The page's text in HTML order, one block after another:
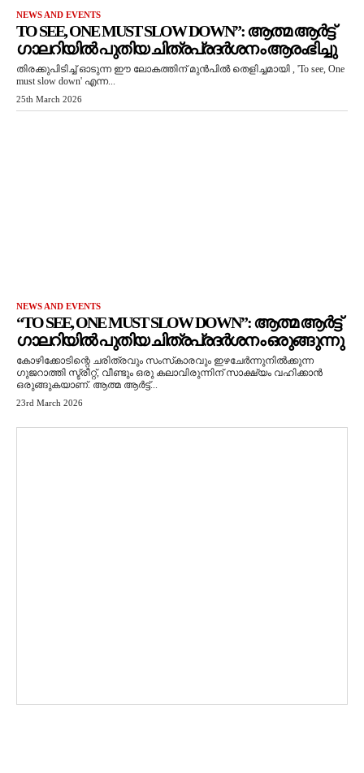
NEWS AND EVENTS
TO SEE, ONE MUST SLOW DOWN”: ആത്മ ആർട്ട്
ഗാലറിയിൽ പുതിയ ചിത്രപ്രദർശനം ആരംഭിച്ചു
തിരക്കുപിടിച്ച് ഓടുന്ന ഈ ലോകത്തിന് മുൻപിൽ തെളിച്ചമായി , 'To see, One
must slow down' എന്ന...
25th March 2026
NEWS AND EVENTS
“TO SEE, ONE MUST SLOW DOWN”: ആത്മ ആർട്ട്
ഗാലറിയിൽ പുതിയ ചിത്രപ്രദർശനം ഒരുങ്ങുന്നു
കോഴിക്കോടിന്റെ ചരിത്രവും സംസ്‌കാരവും ഇഴചേർന്നുനിൽക്കുന്ന
ഗുജറാത്തി സ്ട്രീറ്റ്, വീണ്ടും ഒരു കലാവിരുന്നിന് സാക്ഷ്യം വഹിക്കാൻ
ഒരുങ്ങുകയാണ്. ആത്മ ആർട്ട്...
23rd March 2026